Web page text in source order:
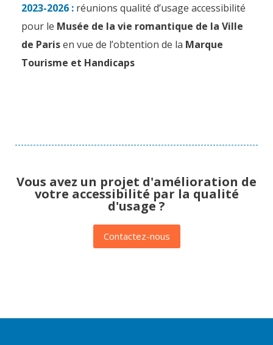
2023-2026 : réunions qualité d’usage accessibilité
pour le Musée de la vie romantique de la Ville
de Parisen vue de l’obtention de la Marque
Tourisme et Handicaps
Vous avez un projet d'amélioration de
votre accessibilité par la qualité
d'usage ?
Contactez-nous